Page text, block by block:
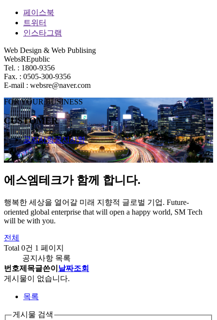
페이스북
트위터
인스타그램
Web Design & Web Publising
WebsREpublic
Tel. : 1800-9356
Fax. : 0505-300-9356
E-mail : websre@naver.com
FOR YOUR BUSINESS
CUSTOMER
공지사항공지사항
에스엠테크가 함께 합니다.
행복한 세상을 열어갈 미래 지향적 글로벌 기업. Future-
oriented global enterprise that will open a happy world, SM Tech
will be with you.
전체
Total 0건 1 페이지
공지사항 목록
번호제목글쓴이 날짜조회
게시물이 없습니다.
목록
게시물 검색